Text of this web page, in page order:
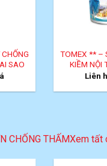
przemyślanej struktury.
SAO
TOMEX ** –
KIỀM NỘI
Liên
CHỐNG THẤMXem tất